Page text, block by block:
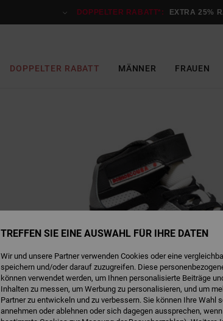
DOPPELTER RABATT*: EXTRA 25%
DOPPELTER RABATT MÄNNER FRAUEN
TREFFEN SIE EINE AUSWAHL FÜR IHRE DATEN
Wir und unsere Partner verwenden Cookies oder eine
speichern und/oder darauf zuzugreifen. Diese
können verwendet werden, um Ihnen personalisierte Beiträge
Inhalten zu messen, um Werbung zu personalisieren, und um
Partner zu entwickeln und zu verbessern. Sie können Ihre
annehmen oder ablehnen oder sich dagegen aussprechen,